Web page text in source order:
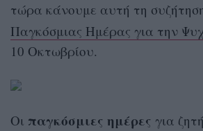
τώρα κάνουμε αυτή τη
Παγκόσμιας Ημέρας για την
10 Οκτωβρίου.
Οι παγκόσμιες ημέρες για